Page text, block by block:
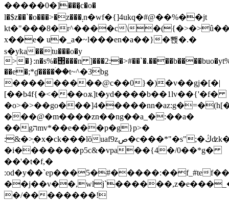
�����0�]���̡c�o�
l�$z��`�o���>�z���܄n�wf�{]4ukq�#@��%��jt
kt�"���8�r^����c\
x��e� u�_a�~l���en�a��}�뽽�.�
s�уҟa��tu���o�y
>�}:n�s%�΢���n
��e�;*ɠ����ۛ��t~^�3bg
���������@c��0}�)�v��gj�[�|
[��b4f{�<���oѫ]t�yd����b��1lv��{'�f�
���@�m����zn��ng��a_�:��a�
��gהmv*��e���p�g}p>�
:&�>ֶ�x�ck���lȍuaf9zص�c���*"�s";�ڭʣk��d�
�i�������p5c&�vpa��{4�/0��*g�
��'�t�f,�
:od�y��`еp���5�#�����:��f_#te
�/�������܏�!